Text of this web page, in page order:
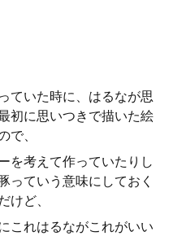
ていた時に、はるなが思
初に思いつきで描いた絵
で、
を考えて作っていたりし
っていう意味にしておく
けど、
これはるながこれがいい